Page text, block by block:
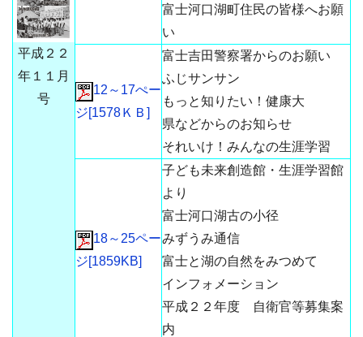
平成２２
年１１月
号
富士河口湖町住民の皆様へお願
い
12～17ぺー
ジ[1578ＫＢ]
富士吉田警察署からのお願い
ふじサンサン
もっと知りたい！健康大
県などからのお知らせ
それいけ！みんなの生涯学習
18～25ペー
ジ[1859KB]
子ども未来創造館・生涯学習館
より
富士河口湖古の小径
みずうみ通信
富士と湖の自然をみつめて
インフォメーション
平成２２年度 自衛官等募集案
内